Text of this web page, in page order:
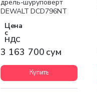
дрель-шуруповерт
DEWALT DCD796NT
Цена
с
НДС
3 163 700 сум
Купить